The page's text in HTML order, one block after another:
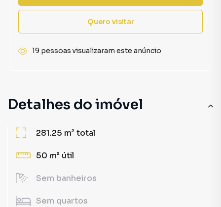
Detalhes do imóvel
281.25 m²total
50 m² útil
Sem banheiros
Sem quartos
Quero visitar
19 pessoas visualizaram este anúncio